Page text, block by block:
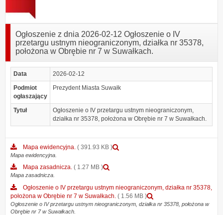
Ogłoszenie z dnia 2026-02-12 Ogłoszenie o IV
przetargu ustnym nieograniczonym, działka nr 35378,
położona w Obrębie nr 7 w Suwałkach.
Data
2026-02-12
Podmiot
ogłaszający
Prezydent Miasta Suwałk
Tytuł
Ogłoszenie o IV przetargu ustnym nieograniczonym,
działka nr 35378, położona w Obrębie nr 7 w Suwałkach.
Mapa ewidencyjna. ( 391.93 KB )
Mapa ewidencyjna.
Mapa zasadnicza. ( 1.27 MB )
Mapa
zasadnicza.
Mapa zasadnicza.
Ogłoszenie o IV przetargu ustnym nieograniczonym, działka nr 35378,
położona w Obrębie nr 7 w Suwałkach. ( 1.56 MB )
załącznika
Ogłoszenie o IV przetargu ustnym nieograniczonym, działka nr 35378, położona w
Obrębie nr 7 w Suwałkach.